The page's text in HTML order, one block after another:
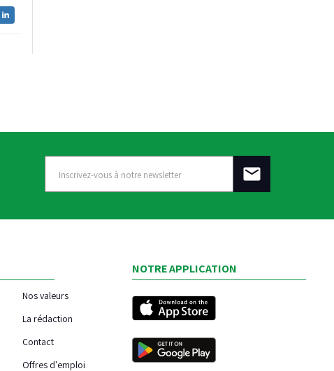
Nos valeurs
La rédaction
Contact
Offres d'emploi
NOTRE APPLICATION